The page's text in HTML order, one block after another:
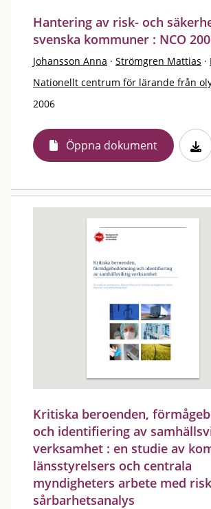
Hantering av risk- och
svenska kommuner : NCO
Johansson Anna · Strömgren Mattias ·
Nationellt centrum för lärande från
2006
Öppna dokument
Kritiska beroenden,
och identifiering av
verksamhet : en studie av
länsstyrelsers och centrala
myndigheters arbete med
sårbarhetsanalys